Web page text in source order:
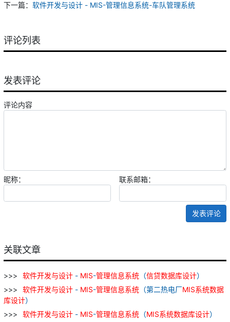
下一篇： 软件开发与设计 - MIS-管理信息系统-车队管理系统
评论列表
发表评论
评论内容
昵称： 联系邮箱：
发表评论
关联文章
软件开发与设计 - MIS-管理信息系统 （信贷数据库设计）
软件开发与设计 - MIS-管理信息系统 （第二热电厂MIS系统数据
库设计）
软件开发与设计 - MIS-管理信息系统 （MIS系统数据库设计）